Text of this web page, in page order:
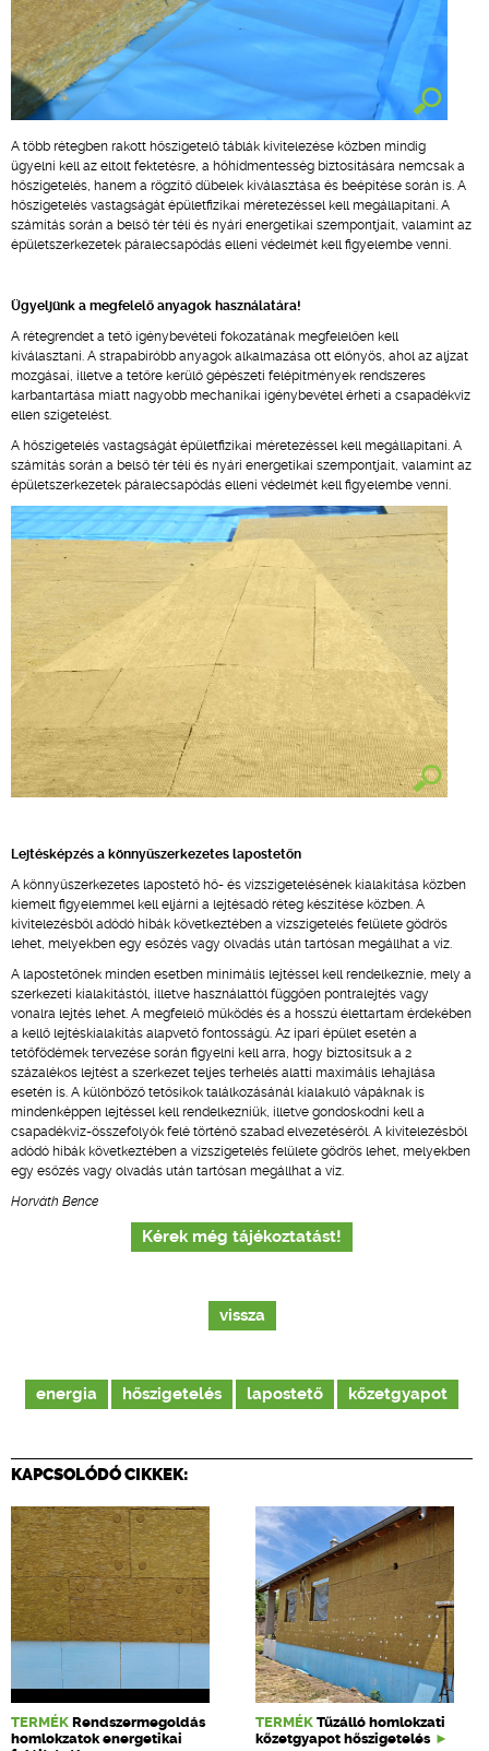
A több rétegben rakott hőszigetelő táblák kivitelezése közben mindig
ügyelni kell az eltolt fektetésre, a hőhídmentesség biztosítására nemcsak a
hőszigetelés, hanem a rögzítő dübelek kiválasztása és beépítése során is. A
hőszigetelés vastagságát épületfizikai méretezéssel kell megállapítani. A
számítás során a belső tér téli és nyári energetikai szempontjait, valamint az
épületszerkezetek páralecsapódás elleni védelmét kell figyelembe venni.
Ügyeljünk a megfelelő anyagok használatára!
A rétegrendet a tető igénybevételi fokozatának megfelelően kell
kiválasztani. A strapabíróbb anyagok alkalmazása ott előnyös, ahol az aljzat
mozgásai, illetve a tetőre kerülő gépészeti felépítmények rendszeres
karbantartása miatt nagyobb mechanikai igénybevétel érheti a csapadékvíz
ellen szigetelést.
A hőszigetelés vastagságát épületfizikai méretezéssel kell megállapítani. A
számítás során a belső tér téli és nyári energetikai szempontjait, valamint az
épületszerkezetek páralecsapódás elleni védelmét kell figyelembe venni.
Lejtésképzés a könnyűszerkezetes lapostetőn
A könnyűszerkezetes lapostető hő- és vízszigetelésének kialakítása közben
kiemelt figyelemmel kell eljárni a lejtésadó réteg készítése közben. A
kivitelezésből adódó hibák következtében a vízszigetelés felülete gödrös
lehet, melyekben egy esőzés vagy olvadás után tartósan megállhat a víz.
A lapostetőnek minden esetben minimális lejtéssel kell rendelkeznie, mely a
szerkezeti kialakítástól, illetve használattól függően pontralejtés vagy
vonalra lejtés lehet. A megfelelő működés és a hosszú élettartam érdekében
a kellő lejtéskialakítás alapvető fontosságú. Az ipari épület esetén a
tetőfödémek tervezése során figyelni kell arra, hogy biztosítsuk a 2
százalékos lejtést a szerkezet teljes terhelés alatti maximális lehajlása
esetén is. A különböző tetősíkok találkozásánál kialakuló vápáknak is
mindenképpen lejtéssel kell rendelkezniük, illetve gondoskodni kell a
csapadékvíz-összefolyók felé történő szabad elvezetéséről. A kivitelezésből
adódó hibák következtében a vízszigetelés felülete gödrös lehet, melyekben
egy esőzés vagy olvadás után tartósan megállhat a víz.
Horváth Bence
Kérek még tájékoztatást!
vissza
energia hőszigetelés lapostető kőzetgyapot
KAPCSOLÓDÓ CIKKEK:
TERMÉK Rendszermegoldás
homlokzatok energetikai
TERMÉK Tűzálló homlokzati
kőzetgyapot hőszigetelés